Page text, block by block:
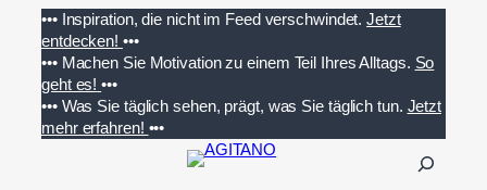
Inhalt
springen
••• Inspiration, die nicht im Feed verschwindet. Jetzt
entdecken! •••
••• Machen Sie Motivation zu einem Teil Ihres Alltags. So
geht es!•••
••• Was Sie täglich sehen, prägt, was Sie täglich tun. Jetzt
mehr erfahren! •••